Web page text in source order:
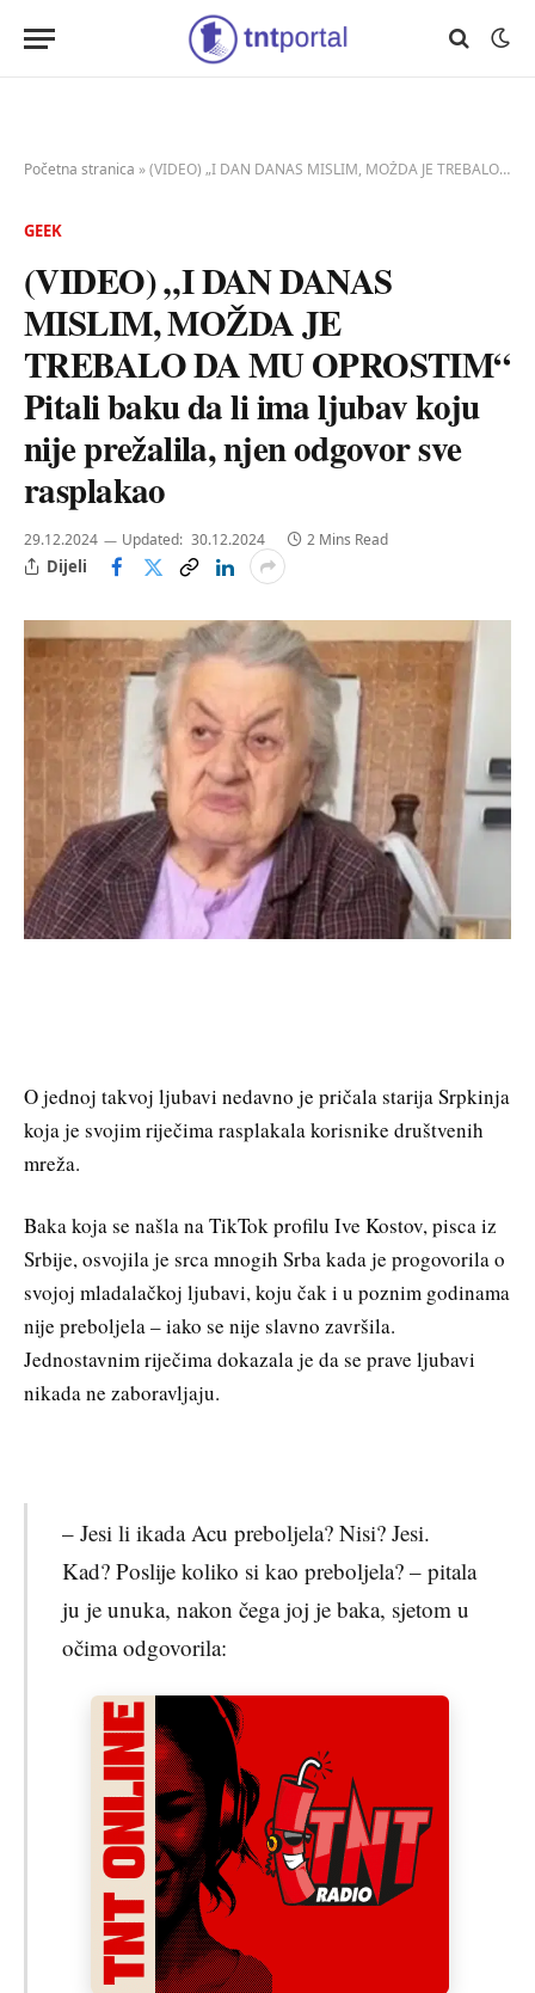
Početna stranica »(VIDEO) „I DAN DANAS MISLIM, MOŽDA JE TREBALO DA MU OPROSTIM“ Pitali baku da li ima ljubav koju nije prežalila, njen odgovor sve rasplakao
GEEK
(VIDEO) „I DAN DANAS
MISLIM, MOŽDA JE
TREBALO DA MU OPROSTIM“
Pitali baku da li ima ljubav koju
nije prežalila, njen odgovor sve
rasplakao
29.12.2024 Updated: 30.12.2024 2 Mins Read
Dijeli
O jednoj takvoj ljubavi nedavno je pričala starija Srpkinja
koja je svojim riječima rasplakala korisnike društvenih
mreža.
Baka koja se našla na TikTok profilu Ive Kostov, pisca iz
Srbije, osvojila je srca mnogih Srba kada je progovorila o
svojoj mladalačkoj ljubavi, koju čak i u poznim godinama
nije preboljela – iako se nije slavno završila.
Jednostavnim riječima dokazala je da se prave ljubavi
nikada ne zaboravljaju.
– Jesi li ikada Acu preboljela? Nisi? Jesi.
Kad? Poslije koliko si kao preboljela? – pitala
ju je unuka, nakon čega joj je baka, sjetom u
očima odgovorila: